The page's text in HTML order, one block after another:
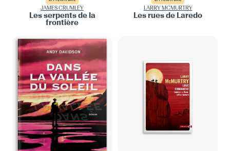
JAMES CRUMLEY
Les serpents de la
frontière
LARRY MCMURTRY
Les rues de Laredo